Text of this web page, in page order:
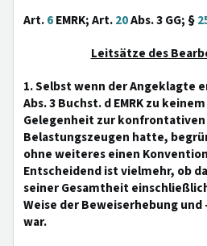
Art.6EMRK; Art.20Abs. 3 GG; §
Leitsätze des
1. Selbst wenn der Angeklagte
Abs. 3 Buchst. d EMRK zu
Gelegenheit zur
Belastungszeugen hatte,
ohne weiteres einen
Entscheidend ist vielmehr, ob
seiner Gesamtheit
Weise der Beweiserhebung
war.